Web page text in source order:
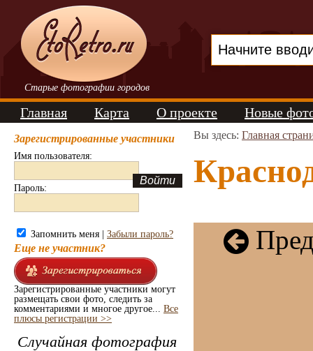
Старые фотографии городов
Главная Карта О проекте Новые
Зарегистрированные участники
Имя пользователя:
Пароль:
Запомнить меня | Забыли пароль?
Еще не участник?
Зарегистрированные участники могут
размещать свои фото, следить за
комментариями и многое другое... Все
плюсы регистрации >>
Случайная фотография
Вы здесь: Главная